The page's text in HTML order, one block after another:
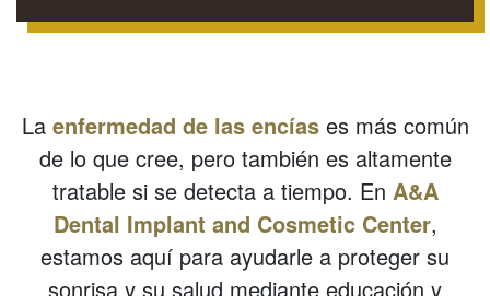
La enfermedad de las encíases más común
de lo que cree, pero también es altamente
tratable si se detecta a tiempo. En A&A
Dental Implant and Cosmetic Center,
estamos aquí para ayudarle a proteger su
sonrisa y su salud mediante educación y